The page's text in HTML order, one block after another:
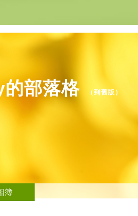
部落格 （到舊版 ）
簿